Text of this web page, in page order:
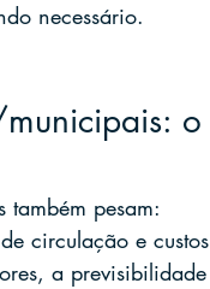
necessário.
o
também pesam:
circulação e custos
a previsibilidade